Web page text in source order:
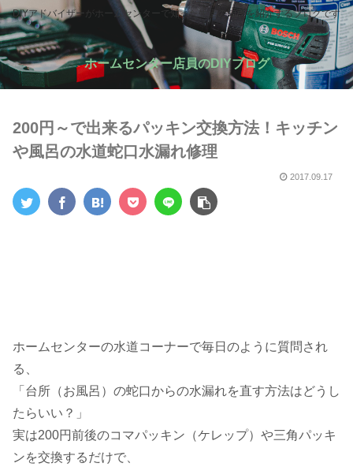
DIYアドバイザーがホームセンターで知った生活の知恵を紹介するブログです
ホームセンター店員のDIYブログ
200円～で出来るパッキン交換方法！キッチン
や風呂の水道蛇口水漏れ修理
2017.09.17
ホームセンターの水道コーナーで毎日のように質問され
る、
「台所（お風呂）の蛇口からの水漏れを直す方法はどうし
たらいい？」
実は200円前後のコマパッキン（ケレップ）や三角パッキ
ンを交換するだけで、